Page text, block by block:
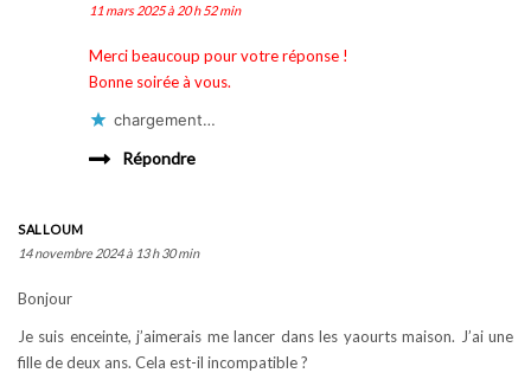
11 mars 2025 à 20 h 52 min
Merci beaucoup pour votre réponse !
Bonne soirée à vous.
chargement…
Répondre
SALLOUM
14 novembre 2024 à 13 h 30 min
Bonjour
Je suis enceinte, j’aimerais me lancer dans les yaourts maison. J’ai une
fille de deux ans. Cela est-il incompatible ?